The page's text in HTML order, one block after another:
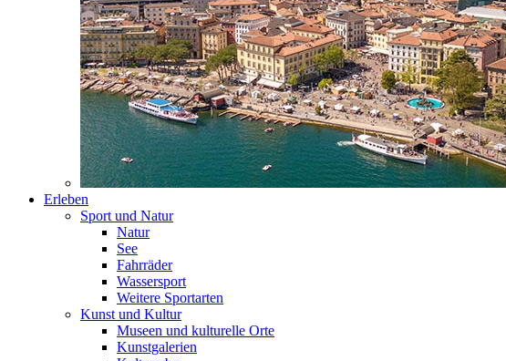
Erleben
Sport und Natur
Natur
See
Fahrräder
Wassersport
Weitere Sportarten
Kunst und Kultur
Museen und kulturelle Orte
Kunstgalerien